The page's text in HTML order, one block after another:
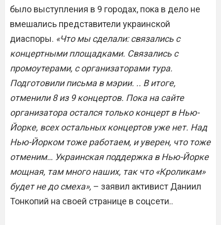
было выступления в 9 городах, пока в дело не
вмешались представители украинской
диаспоры. «Что мы сделали: связались с
концертными площадками. Связались с
промоутерами, с организаторами тура.
Подготовили письма в мэрии. .. В итоге,
отменили 8 из 9 концертов. Пока на сайте
организатора остался только концерт в Нью-
Йорке, всех остальных концертов уже нет. Над
Нью-Йорком тоже работаем, и уверен, что тоже
отменим… Украинская поддержка в Нью-Йорке
мощная, там много наших, так что «Кроликам»
будет не до смеха», – заявил активист Даниил
Тонкопий на своей странице в соцсети..